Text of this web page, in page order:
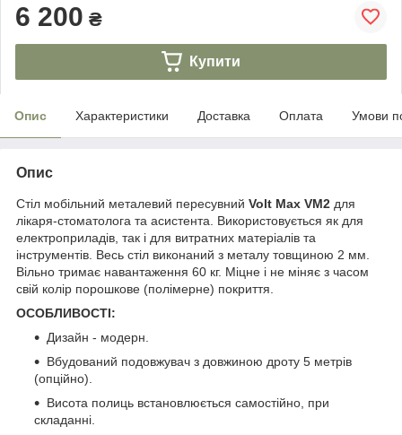
6 200 ₴
Купити
Опис Характеристики Доставка Оплата Умови
Опис
Стіл мобільний металевий пересувний Volt Max VM2 для
лікаря-стоматолога та асистента. Використовується як для
електроприладів, так і для витратних матеріалів та
інструментів. Весь стіл виконаний з металу товщиною 2 мм.
Вільно тримає навантаження 60 кг. Міцне і не міняє з часом
свій колір порошкове (полімерне) покриття.
ОСОБЛИВОСТІ:
Дизайн - модерн.
Вбудований подовжувач з довжиною дроту 5 метрів
(опційно).
Висота полиць встановлюється самостійно, при
складанні.